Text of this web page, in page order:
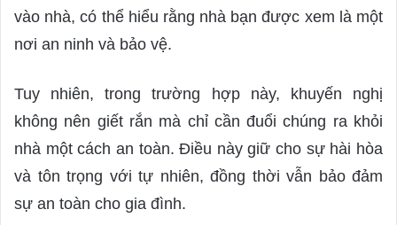
vào nhà, có thể hiểu rằng nhà bạn được xem là một
nơi an ninh và bảo vệ.
Tuy nhiên, trong trường hợp này, khuyến nghị
không nên giết rắn mà chỉ cần đuổi chúng ra khỏi
nhà một cách an toàn. Điều này giữ cho sự hài hòa
và tôn trọng với tự nhiên, đồng thời vẫn bảo đảm
sự an toàn cho gia đình.